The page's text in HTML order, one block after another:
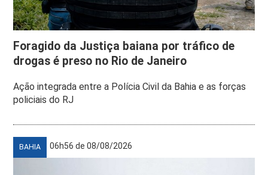
Foragido da Justiça baiana por tráfico de
drogas é preso no Rio de Janeiro
Ação integrada entre a Polícia Civil da Bahia e as forças
policiais do RJ
BAHIA 06h56 de 08/08/2026